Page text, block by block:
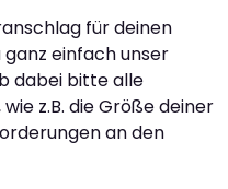
für deinen
einfach unser
dabei bitte alle
z.B. die Größe deiner
an den